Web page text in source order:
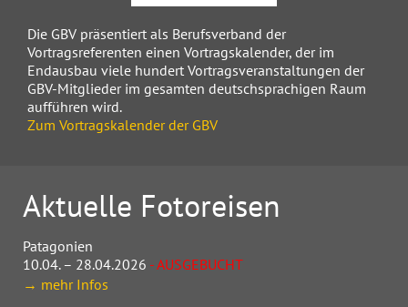
Die GBV präsentiert als Berufsverband der
Vortragsreferenten einen Vortragskalender, der im
Endausbau viele hundert Vortragsveranstaltungen der
GBV-Mitglieder im gesamten deutschsprachigen Raum
aufführen wird.
Zum Vortragskalender der GBV
Aktuelle Fotoreisen
Patagonien
10.04. – 28.04.2026 - AUSGEBUCHT
→ mehr Infos